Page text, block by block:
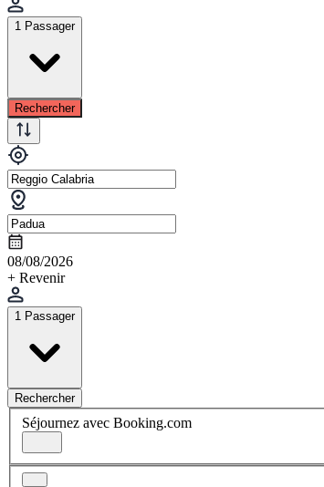
1 Passager
Rechercher
08/08/2026
+ Revenir
1 Passager
Rechercher
Séjournez avec Booking.com